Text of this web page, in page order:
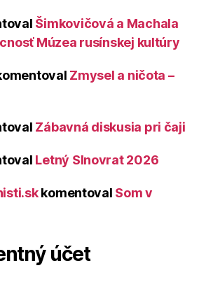
Šimkovičová a Machala
Múzea rusínskej kultúry
Zmysel a ničota –
Zábavná diskusia pri čaji
Letný Slnovrat 2026
komentoval Som v
účet